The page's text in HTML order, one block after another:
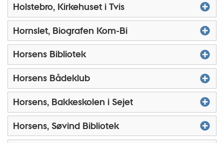
Holstebro, Kirkehuset i Tvis
Hornslet, Biografen Kom-Bi
Horsens Bibliotek
Horsens Bådeklub
Horsens, Bakkeskolen i Sejet
Horsens, Søvind Bibliotek